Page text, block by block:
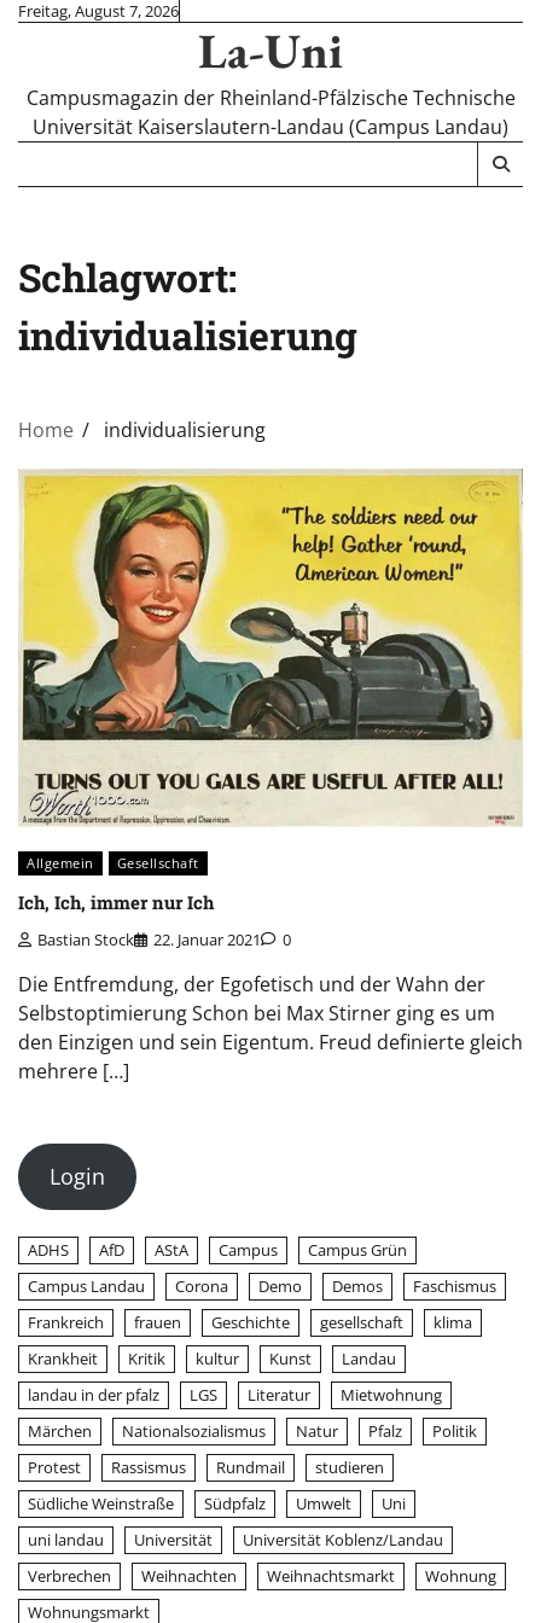
SkipFreitag, August 7, 2026
La-Uni
Campusmagazin der Rheinland-Pfälzische Technische
Universität Kaiserslautern-Landau (Campus Landau)
Schlagwort:
individualisierung
Home individualisierung
Allgemein Gesellschaft
Ich, Ich, immer nur Ich
Bastian Stock 22. Januar 2021 0
Die Entfremdung, der Egofetisch und der Wahn der
Selbstoptimierung Schon bei Max Stirner ging es um
den Einzigen und sein Eigentum. Freud definierte gleich
mehrere […]
Login
ADHS AfD AStA Campus
Campus Grün
Campus Landau
Corona Demo Demos
Faschismus
Frankreich
frauen Geschichte gesellschaft
klima
Krankheit
Kritik kultur Kunst
Landau
landau in der pfalz
LGS Literatur
Mietwohnung
Märchen
Nationalsozialismus Natur Pfalz
Politik
Protest
Rassismus Rundmail
studieren
Südliche Weinstraße
Südpfalz Umwelt
Uni
uni landau
Universität
Universität Koblenz/Landau
Verbrechen
Weihnachten Weihnachtsmarkt
Wohnung
Wohnungsmarkt